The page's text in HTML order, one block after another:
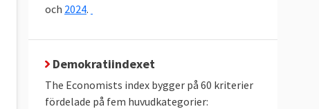
och 2024.
Demokratiindexet
The Economists index bygger på 60 kriterier
fördelade på fem huvudkategorier: